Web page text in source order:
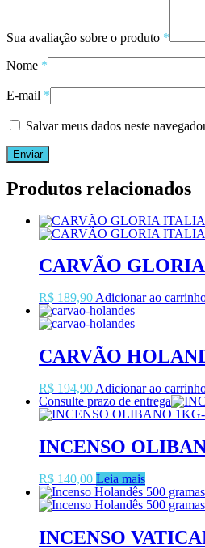
Sua avaliação sobre o produto *
Nome *
E-mail *
Salvar meus dados neste
Produtos relacionados
CARVÃO
R$ 189,90 Adicionar ao
CARVÃO
R$ 194,90 Adicionar ao
Consulte prazo de entrega
INCENSO
R$ 140,00 Leia mais
INCENSO